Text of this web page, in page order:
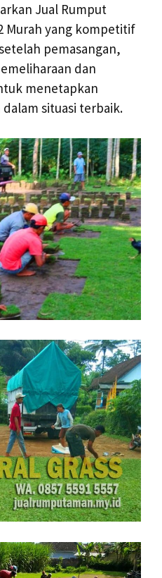
Jual Rumput
Murah yang kompetitif
pemasangan,
dan
menetapkan
situasi terbaik.